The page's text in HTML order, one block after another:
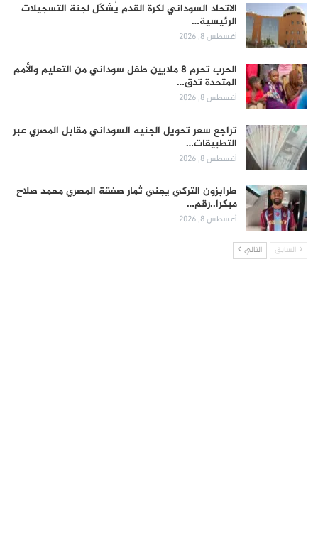
الاتحاد السوداني لكرة القدم يُشكّل لجنة التسجيلات
الرئيسية…
أغسطس 8, 2026
الحرب تحرم 8 ملايين طفل سوداني من التعليم والأمم
المتحدة تدق…
أغسطس 8, 2026
تراجع سعر تحويل الجنيه السوداني مقابل المصري عبر
التطبيقات…
أغسطس 8, 2026
طرابزون التركي يجني ثمار صفقة المصري محمد صلاح
مبكرا..رقم…
أغسطس 8, 2026
السابق التالي